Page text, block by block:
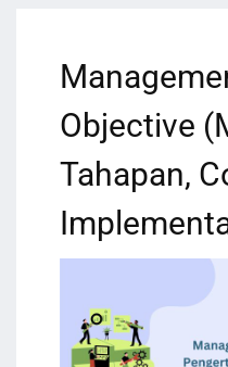
Objective
Tahapan,